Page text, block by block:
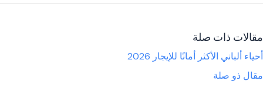
مقالات ذات صلة
أحياء ألباني الأكثر أمانًا للإيجار 2026
مقال ذو صلة